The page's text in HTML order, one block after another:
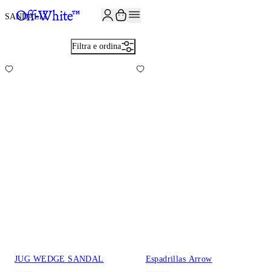
SANDALI3
Filtra e ordina
JUG WEDGE SANDAL Espadrillas Arrow